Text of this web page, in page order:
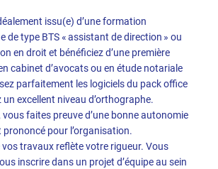
issu(e) d’une formation
de type BTS « assistant de direction » ou
en droit et bénéficiez d’une première
cabinet d’avocats ou en étude notariale
parfaitement les logiciels du pack office
un excellent niveau d’orthographe.
vous faites preuve d’une bonne autonomie
prononcé pour l’organisation.
vos travaux reflète votre rigueur. Vous
inscrire dans un projet d’équipe au sein